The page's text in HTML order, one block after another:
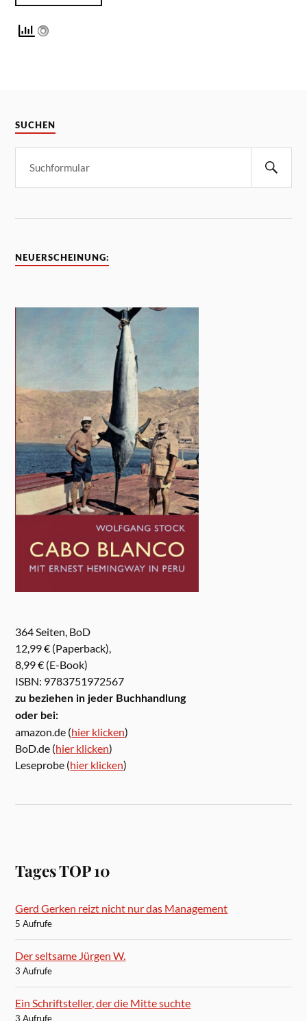
SUCHEN
NEUERSCHEINUNG:
364 Seiten, BoD
12,99 € (Paperback),
8,99 € (E-Book)
ISBN: 9783751972567
zu beziehen in jeder Buchhandlung
oder bei:
amazon.de (hier klicken)
BoD.de (hier klicken)
Leseprobe (hier klicken)
Tages TOP 10
Gerd Gerken reizt nicht nur das Management
5 Aufrufe
Der seltsame Jürgen W.
3 Aufrufe
Ein Schriftsteller, der die Mitte suchte
3 Aufrufe